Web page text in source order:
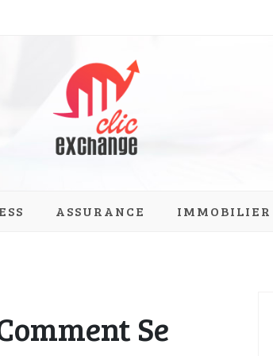
ASSURANCE IMMOBILIER
Se